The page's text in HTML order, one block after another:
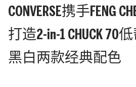
CONVERSE携手FENG
打造2-in-1 CHUCK 70
黑白两款经典配色